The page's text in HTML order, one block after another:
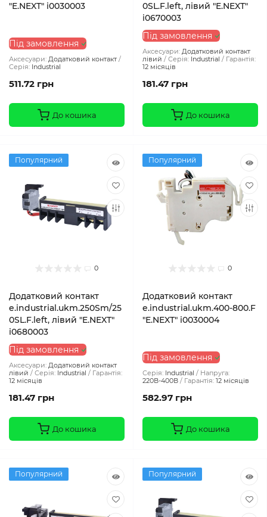
"E.NEXT" i0030003
Під замовлення
Аксесуари: Додатковий контакт
Серія: Industrial
511.72 грн
До кошика
0SL.F.left, лівий "E.NEXT"
i0670003
Під замовлення
Аксесуари: Додатковий контакт
лівий
Серія: Industrial
Гарантія:
12 місяців
181.47 грн
До кошика
Популярний
0
Додатковий контакт
e.industrial.ukm.250Sm/25
0SL.F.left, лівий "E.NEXT"
i0680003
Під замовлення
Аксесуари: Додатковий контакт
лівий
Серія: Industrial
Гарантія:
12 місяців
181.47 грн
До кошика
Популярний
0
Додатковий контакт
e.industrial.ukm.400-800.F
"E.NEXT" i0030004
Під замовлення
Серія: Industrial
Напруга:
220В-400В
Гарантія: 12 місяців
582.97 грн
До кошика
Популярний Популярний